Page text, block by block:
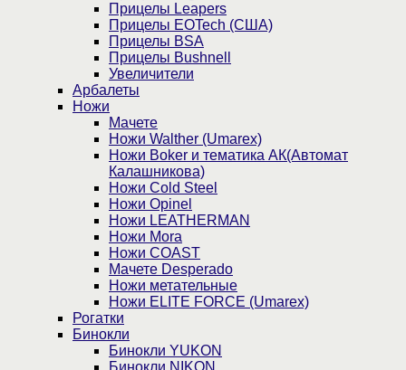
Прицелы Leapers
Прицелы EOTech (США)
Прицелы BSA
Прицелы Bushnell
Увеличители
Арбалеты
Ножи
Мачете
Ножи Walther (Umarex)
Ножи Boker и тематика АК(Автомат
Калашникова)
Ножи Cold Steel
Ножи Opinel
Ножи LEATHERMAN
Ножи Mora
Ножи COAST
Мачете Desperado
Ножи метательные
Ножи ELITE FORCE (Umarex)
Рогатки
Бинокли
Бинокли YUKON